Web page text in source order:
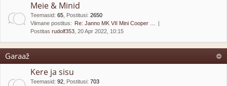
Meie & Minid
Teemasid: 65 Postitusi: 2650
Viimane postitus: Re: Janno MK VII Mini Cooper …
Postitas rudolf353 , 20 Apr 2022, 10:15
Garaaž
Kere ja sisu
Teemasid: 92 Postitusi: 703